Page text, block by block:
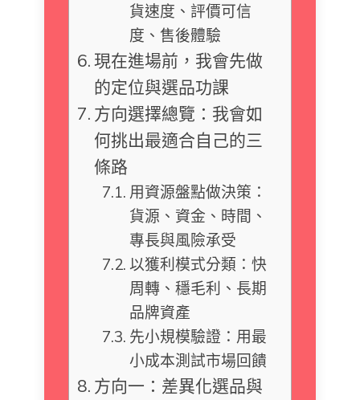
貨速度、評價可信
度、售後體驗
現在進場前，我會先做
的定位與選品功課
方向選擇總覽：我會如
何挑出最適合自己的三
條路
用資源盤點做決策：
貨源、資金、時間、
專長與風險承受
以獲利模式分類：快
周轉、穩毛利、長期
品牌資產
先小規模驗證：用最
小成本測試市場回饋
方向一：差異化選品與